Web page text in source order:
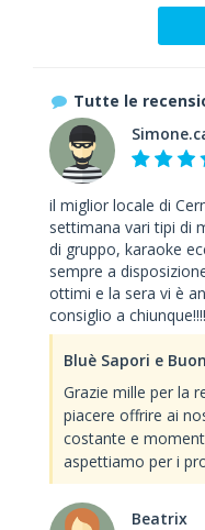
Tutte le
il miglior locale di
settimana vari tipi di
di gruppo, karaoke
sempre a
ottimi e la sera vi è
consiglio a chiunque!!!!
Bluè Sapori e
Grazie mille per la
piacere offrire ai
costante e
aspettiamo per i
Beatrix